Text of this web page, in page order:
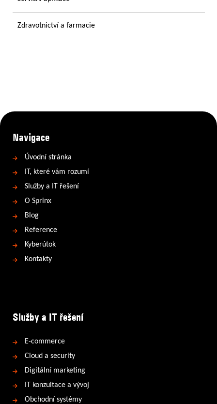
Zdravotnictví a farmacie
Navigace
Úvodní stránka
IT, které vám rozumí
Služby a IT řešení
O Sprinx
Blog
Reference
Kyberútok
Kontakty
Služby a IT řešení
E-commerce
Cloud a security
Digitální marketing
IT konzultace a vývoj
Obchodní systémy